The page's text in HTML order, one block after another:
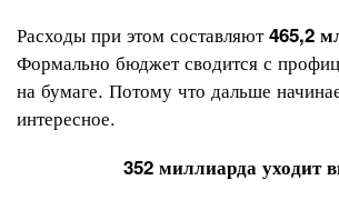
Расходы при этом составляют465,2
Формально бюджет сводится с
на бумаге. Потому что дальше
интересное.
352 миллиарда уходит